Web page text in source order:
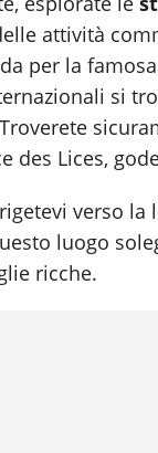
attività
per la
si
des Lices,
verso la
luogo
ricche.